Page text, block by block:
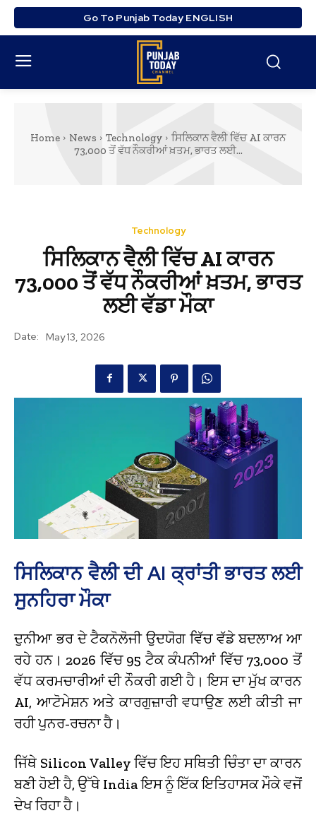
Go To Punjab Today ENGLISH
Home News Technology
ਸਿਲਿਕਾਨ ਵੈਲੀ ਵਿੱਚ AI ਕਾਰਨ
73,000 ਤੋਂ ਵੱਧ ਨੌਕਰੀਆਂ ਖ਼ਤਮ, ਭਾਰਤ ਲਈ...
Technology
ਸਿਲਿਕਾਨ ਵੈਲੀ ਵਿੱਚ AI ਕਾਰਨ
73,000 ਤੋਂ ਵੱਧ ਨੌਕਰੀਆਂ ਖ਼ਤਮ, ਭਾਰਤ
ਲਈ ਵੱਡਾ ਮੌਕਾ
Date: May 13, 2026
ਸਿਲਿਕਾਨ ਵੈਲੀ ਦੀ AI ਕ੍ਰਾਂਤੀ ਭਾਰਤ ਲਈ
ਸੁਨਹਿਰਾ ਮੌਕਾ
ਦੁਨੀਆ ਭਰ ਦੇ ਟੈਕਨੋਲੋਜੀ ਉਦਯੋਗ ਵਿੱਚ ਵੱਡੇ ਬਦਲਾਅ ਆ
ਰਹੇ ਹਨ। 2026 ਵਿੱਚ 95 ਟੈਕ ਕੰਪਨੀਆਂ ਵਿੱਚ 73,000 ਤੋਂ
ਵੱਧ ਕਰਮਚਾਰੀਆਂ ਦੀ ਨੌਕਰੀ ਗਈ ਹੈ। ਇਸ ਦਾ ਮੁੱਖ ਕਾਰਨ
AI, ਆਟੋਮੇਸ਼ਨ ਅਤੇ ਕਾਰਗੁਜ਼ਾਰੀ ਵਧਾਉਣ ਲਈ ਕੀਤੀ ਜਾ
ਰਹੀ ਪੁਨਰ-ਰਚਨਾ ਹੈ।
ਜਿੱਥੇ Silicon Valley ਵਿੱਚ ਇਹ ਸਥਿਤੀ ਚਿੰਤਾ ਦਾ ਕਾਰਨ
ਬਣੀ ਹੋਈ ਹੈ, ਉੱਥੇ India ਇਸ ਨੂੰ ਇੱਕ ਇਤਿਹਾਸਕ ਮੌਕੇ ਵਜੋਂ
ਦੇਖ ਰਿਹਾ ਹੈ।